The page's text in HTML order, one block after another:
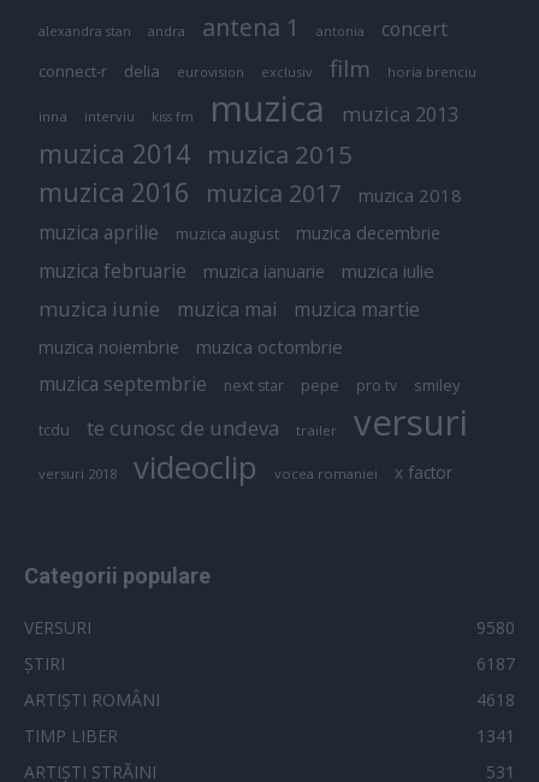
alexandra stan andra antena 1 antonia concert
connect-r delia eurovision exclusiv film horia brenciu
inna interviu kiss fm muzica muzica 2013
muzica 2014 muzica 2015
muzica 2016 muzica 2017 muzica 2018
muzica aprilie muzica august muzica decembrie
muzica februarie muzica ianuarie muzica iulie
muzica iunie muzica mai muzica martie
muzica noiembrie muzica octombrie
muzica septembrie next star pepe pro tv smiley
tcdu te cunosc de undeva trailer versuri
versuri 2018 videoclip vocea romaniei x factor
Categorii populare
VERSURI
9580
ȘTIRI
6187
ARTIȘTI ROMÂNI
4618
TIMP LIBER
1341
ARTIȘTI STRĂINI
531